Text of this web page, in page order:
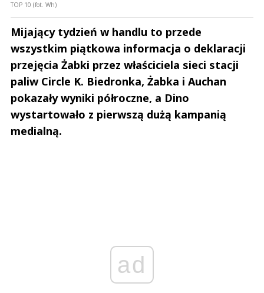
TOP 10 (fot. Wh)
Mijający tydzień w handlu to przede
wszystkim piątkowa informacja o deklaracji
przejęcia Żabki przez właściciela sieci stacji
paliw Circle K. Biedronka, Żabka i Auchan
pokazały wyniki półroczne, a Dino
wystartowało z pierwszą dużą kampanią
medialną.
ad